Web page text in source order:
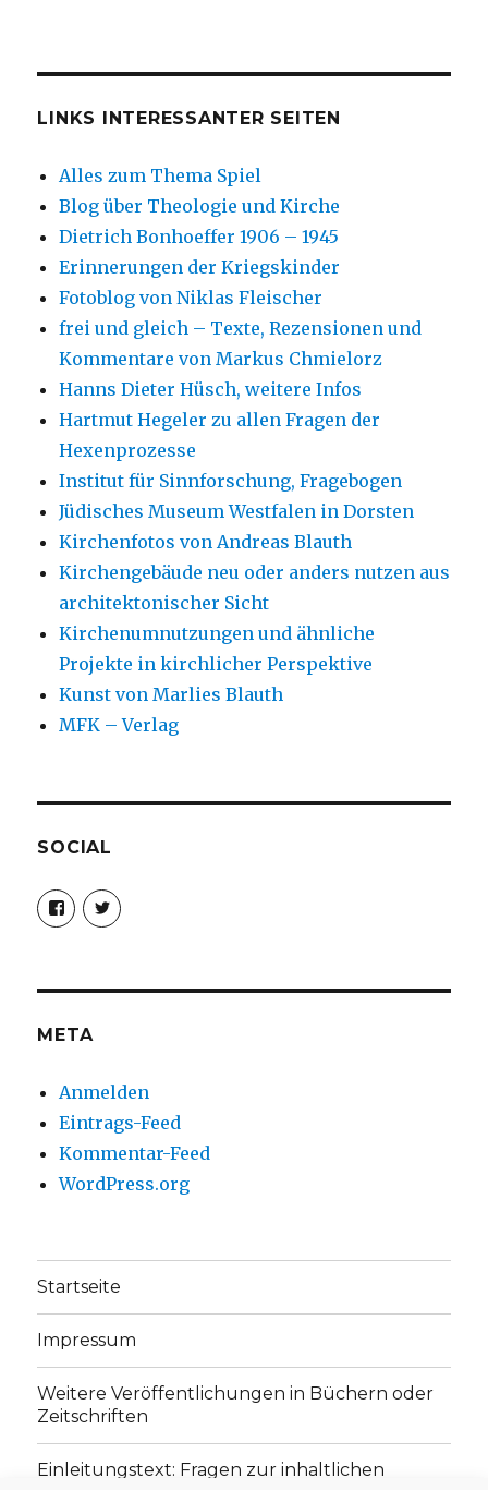
LINKS INTERESSANTER SEITEN
Alles zum Thema Spiel
Blog über Theologie und Kirche
Dietrich Bonhoeffer 1906 – 1945
Erinnerungen der Kriegskinder
Fotoblog von Niklas Fleischer
frei und gleich – Texte, Rezensionen und
Kommentare von Markus Chmielorz
Hanns Dieter Hüsch, weitere Infos
Hartmut Hegeler zu allen Fragen der
Hexenprozesse
Institut für Sinnforschung, Fragebogen
Jüdisches Museum Westfalen in Dorsten
Kirchenfotos von Andreas Blauth
Kirchengebäude neu oder anders nutzen aus
architektonischer Sicht
Kirchenumnutzungen und ähnliche
Projekte in kirchlicher Perspektive
Kunst von Marlies Blauth
MFK – Verlag
SOCIAL
Profil
von
christoph.fleischer1
anzeigen
Profil
von
anzeigen
META
Anmelden
Eintrags-Feed
Kommentar-Feed
WordPress.org
Startseite
Impressum
Weitere Veröffentlichungen in Büchern oder
Zeitschriften
Einleitungstext: Fragen zur inhaltlichen